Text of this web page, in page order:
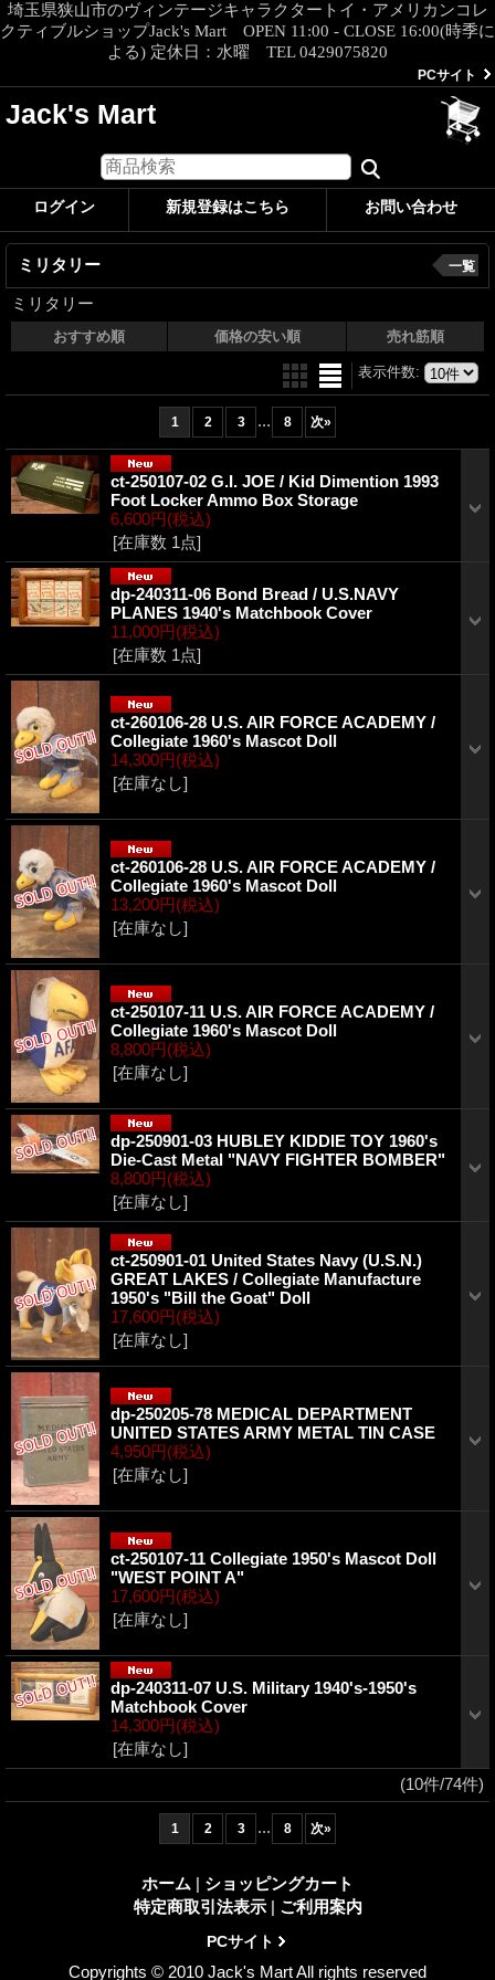
埼玉県狭山市のヴィンテージキャラクタートイ・アメリカンコレ
クティブルショップJack's Mart OPEN 11:00 - CLOSE 16:00(時季に
よる) 定休日：水曜 TEL 0429075820
PCサイト
Jack's Mart
ログイン 新規登録はこちら お問い合わせ
ミリタリー
ミリタリー
一覧
おすすめ順 価格の安い順 売れ筋順
表示件数:
1 2 3 ... 8 次»
ct-250107-02 G.I. JOE / Kid Dimention 1993
Foot Locker Ammo Box Storage
6,600円(税込)
[在庫数 1点]
dp-240311-06 Bond Bread / U.S.NAVY
PLANES 1940's Matchbook Cover
11,000円(税込)
[在庫数 1点]
ct-260106-28 U.S. AIR FORCE ACADEMY /
Collegiate 1960's Mascot Doll
14,300円(税込)
[在庫なし]
ct-260106-28 U.S. AIR FORCE ACADEMY /
Collegiate 1960's Mascot Doll
13,200円(税込)
[在庫なし]
ct-250107-11 U.S. AIR FORCE ACADEMY /
Collegiate 1960's Mascot Doll
8,800円(税込)
[在庫なし]
dp-250901-03 HUBLEY KIDDIE TOY 1960's
Die-Cast Metal "NAVY FIGHTER BOMBER"
8,800円(税込)
[在庫なし]
ct-250901-01 United States Navy (U.S.N.)
GREAT LAKES / Collegiate Manufacture
1950's "Bill the Goat" Doll
17,600円(税込)
[在庫なし]
dp-250205-78 MEDICAL DEPARTMENT
UNITED STATES ARMY METAL TIN CASE
4,950円(税込)
[在庫なし]
ct-250107-11 Collegiate 1950's Mascot Doll
"WEST POINT A"
17,600円(税込)
[在庫なし]
dp-240311-07 U.S. Military 1940's-1950's
Matchbook Cover
14,300円(税込)
[在庫なし]
(10件/74件)
1 2 3 ... 8 次»
ホーム | ショッピングカート
特定商取引法表示 | ご利用案内
PCサイト
Copyrights © 2010 Jack's Mart All rights reserved